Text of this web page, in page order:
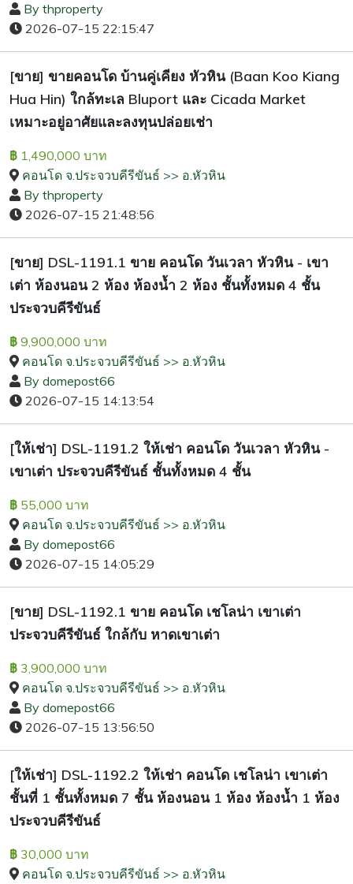
By thproperty
2026-07-15 22:15:47
[ขาย] ขายคอนโด บ้านคู่เคียง หัวหิน (Baan Koo Kiang
Hua Hin) ใกล้ทะเล Bluport และ Cicada Market
เหมาะอยู่อาศัยและลงทุนปล่อยเช่า
฿ 1,490,000 บาท
คอนโด จ.ประจวบคีรีขันธ์ >> อ.หัวหิน
By thproperty
2026-07-15 21:48:56
[ขาย] DSL-1191.1 ขาย คอนโด วันเวลา หัวหิน - เขา
เต่า ห้องนอน 2 ห้อง ห้องน้ำ 2 ห้อง ชั้นทั้งหมด 4 ชั้น
ประจวบคีรีขันธ์
฿ 9,900,000 บาท
คอนโด จ.ประจวบคีรีขันธ์ >> อ.หัวหิน
By domepost66
2026-07-15 14:13:54
[ให้เช่า] DSL-1191.2 ให้เช่า คอนโด วันเวลา หัวหิน -
เขาเต่า ประจวบคีรีขันธ์ ชั้นทั้งหมด 4 ชั้น
฿ 55,000 บาท
คอนโด จ.ประจวบคีรีขันธ์ >> อ.หัวหิน
By domepost66
2026-07-15 14:05:29
[ขาย] DSL-1192.1 ขาย คอนโด เชโลน่า เขาเต่า
ประจวบคีรีขันธ์ ใกล้กับ หาดเขาเต่า
฿ 3,900,000 บาท
คอนโด จ.ประจวบคีรีขันธ์ >> อ.หัวหิน
By domepost66
2026-07-15 13:56:50
[ให้เช่า] DSL-1192.2 ให้เช่า คอนโด เชโลน่า เขาเต่า
ชั้นที่ 1 ชั้นทั้งหมด 7 ชั้น ห้องนอน 1 ห้อง ห้องน้ำ 1 ห้อง
ประจวบคีรีขันธ์
฿ 30,000 บาท
คอนโด จ.ประจวบคีรีขันธ์ >> อ.หัวหิน